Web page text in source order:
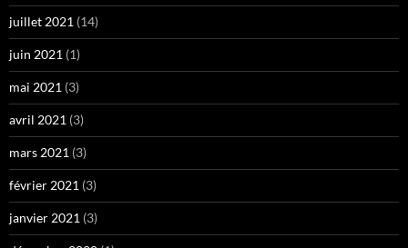
juillet 2021 (14)
juin 2021 (1)
mai 2021 (3)
avril 2021 (3)
mars 2021 (3)
février 2021 (3)
janvier 2021 (3)